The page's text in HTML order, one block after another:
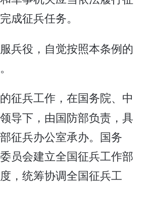
成征兵任务。
兵役，自觉按照本条例的
征兵工作，在国务院、中
导下，由国防部负责，具
征兵办公室承办。国务
员会建立全国征兵工作部
，统筹协调全国征兵工